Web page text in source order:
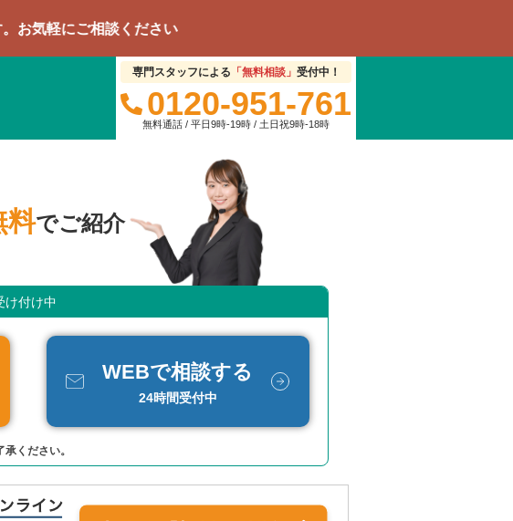
相談ください
専門スタッフによる 「無料相談」 受付中！
0120-951-761
無料通話 / 平日9時-19時 / 土日祝9時-18時
料でご紹介
け付け中
WEBで相談する
24時間受付中
ください。